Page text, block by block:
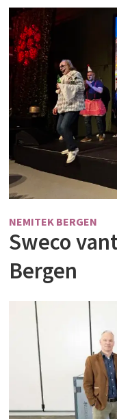
NEMITEK BERGEN
Sweco
Bergen